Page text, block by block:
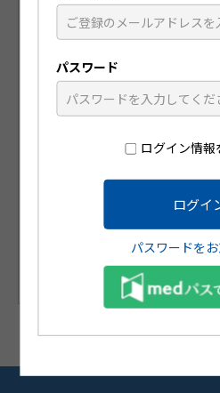
患者指導箋や小冊子
パスワード
ログイン情報
パスワードを